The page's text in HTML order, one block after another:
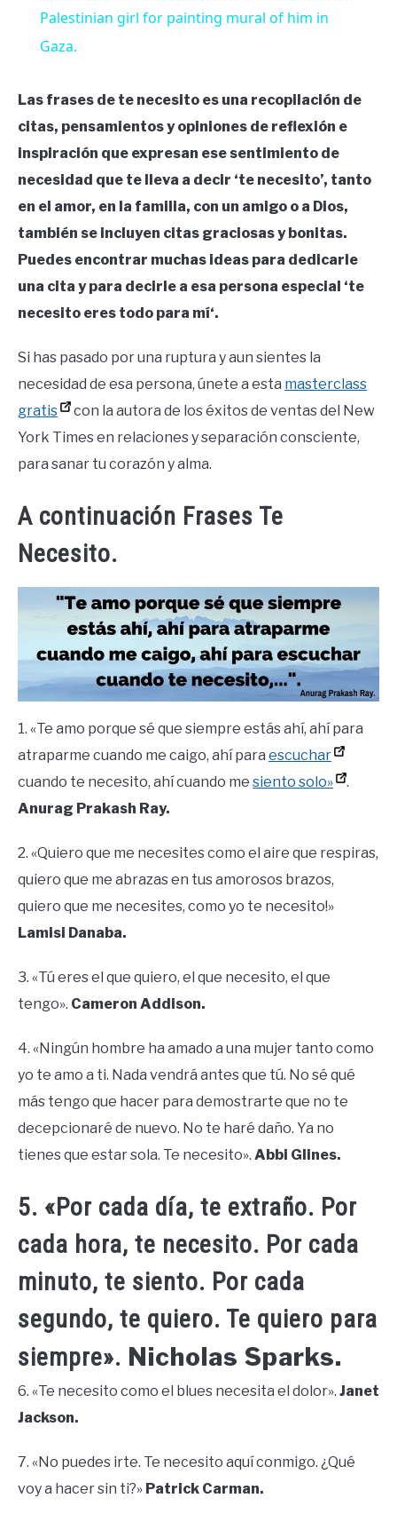
Palestinian girl for painting mural of him in
Gaza.
Las frases de te necesito es una recopilación de
citas, pensamientos y opiniones de reflexión e
inspiración que expresan ese sentimiento de
necesidad que te lleva a decir ‘te necesito’, tanto
en el amor, en la familia, con un amigo o a Dios,
también se incluyen citas graciosas y bonitas.
Puedes encontrar muchas ideas para dedicarle
una cita y para decirle a esa persona especial ‘te
necesito eres todo para mí‘.
Si has pasado por una ruptura y aun sientes la
necesidad de esa persona, únete a esta masterclass
gratis
con la autora de los éxitos de ventas del New
York Times en relaciones y separación consciente,
para sanar tu corazón y alma.
A continuación Frases Te
Necesito.
1. «Te amo porque sé que siempre estás ahí, ahí para
atraparme cuando me caigo, ahí para escuchar
cuando te necesito, ahí cuando me siento solo»
.
Anurag Prakash Ray.
2. «Quiero que me necesites como el aire que respiras,
quiero que me abrazas en tus amorosos brazos,
quiero que me necesites, como yo te necesito!»
Lamisi Danaba.
3. «Tú eres el que quiero, el que necesito, el que
tengo». Cameron Addison.
4. «Ningún hombre ha amado a una mujer tanto como
yo te amo a ti. Nada vendrá antes que tú. No sé qué
más tengo que hacer para demostrarte que no te
decepcionaré de nuevo. No te haré daño. Ya no
tienes que estar sola. Te necesito». Abbi Glines.
5. «Por cada día, te extraño. Por
cada hora, te necesito. Por cada
minuto, te siento. Por cada
segundo, te quiero. Te quiero para
siempre». Nicholas Sparks.
6. «Te necesito como el blues necesita el dolor». Janet
Jackson.
7. «No puedes irte. Te necesito aquí conmigo. ¿Qué
voy a hacer sin ti?» Patrick Carman.